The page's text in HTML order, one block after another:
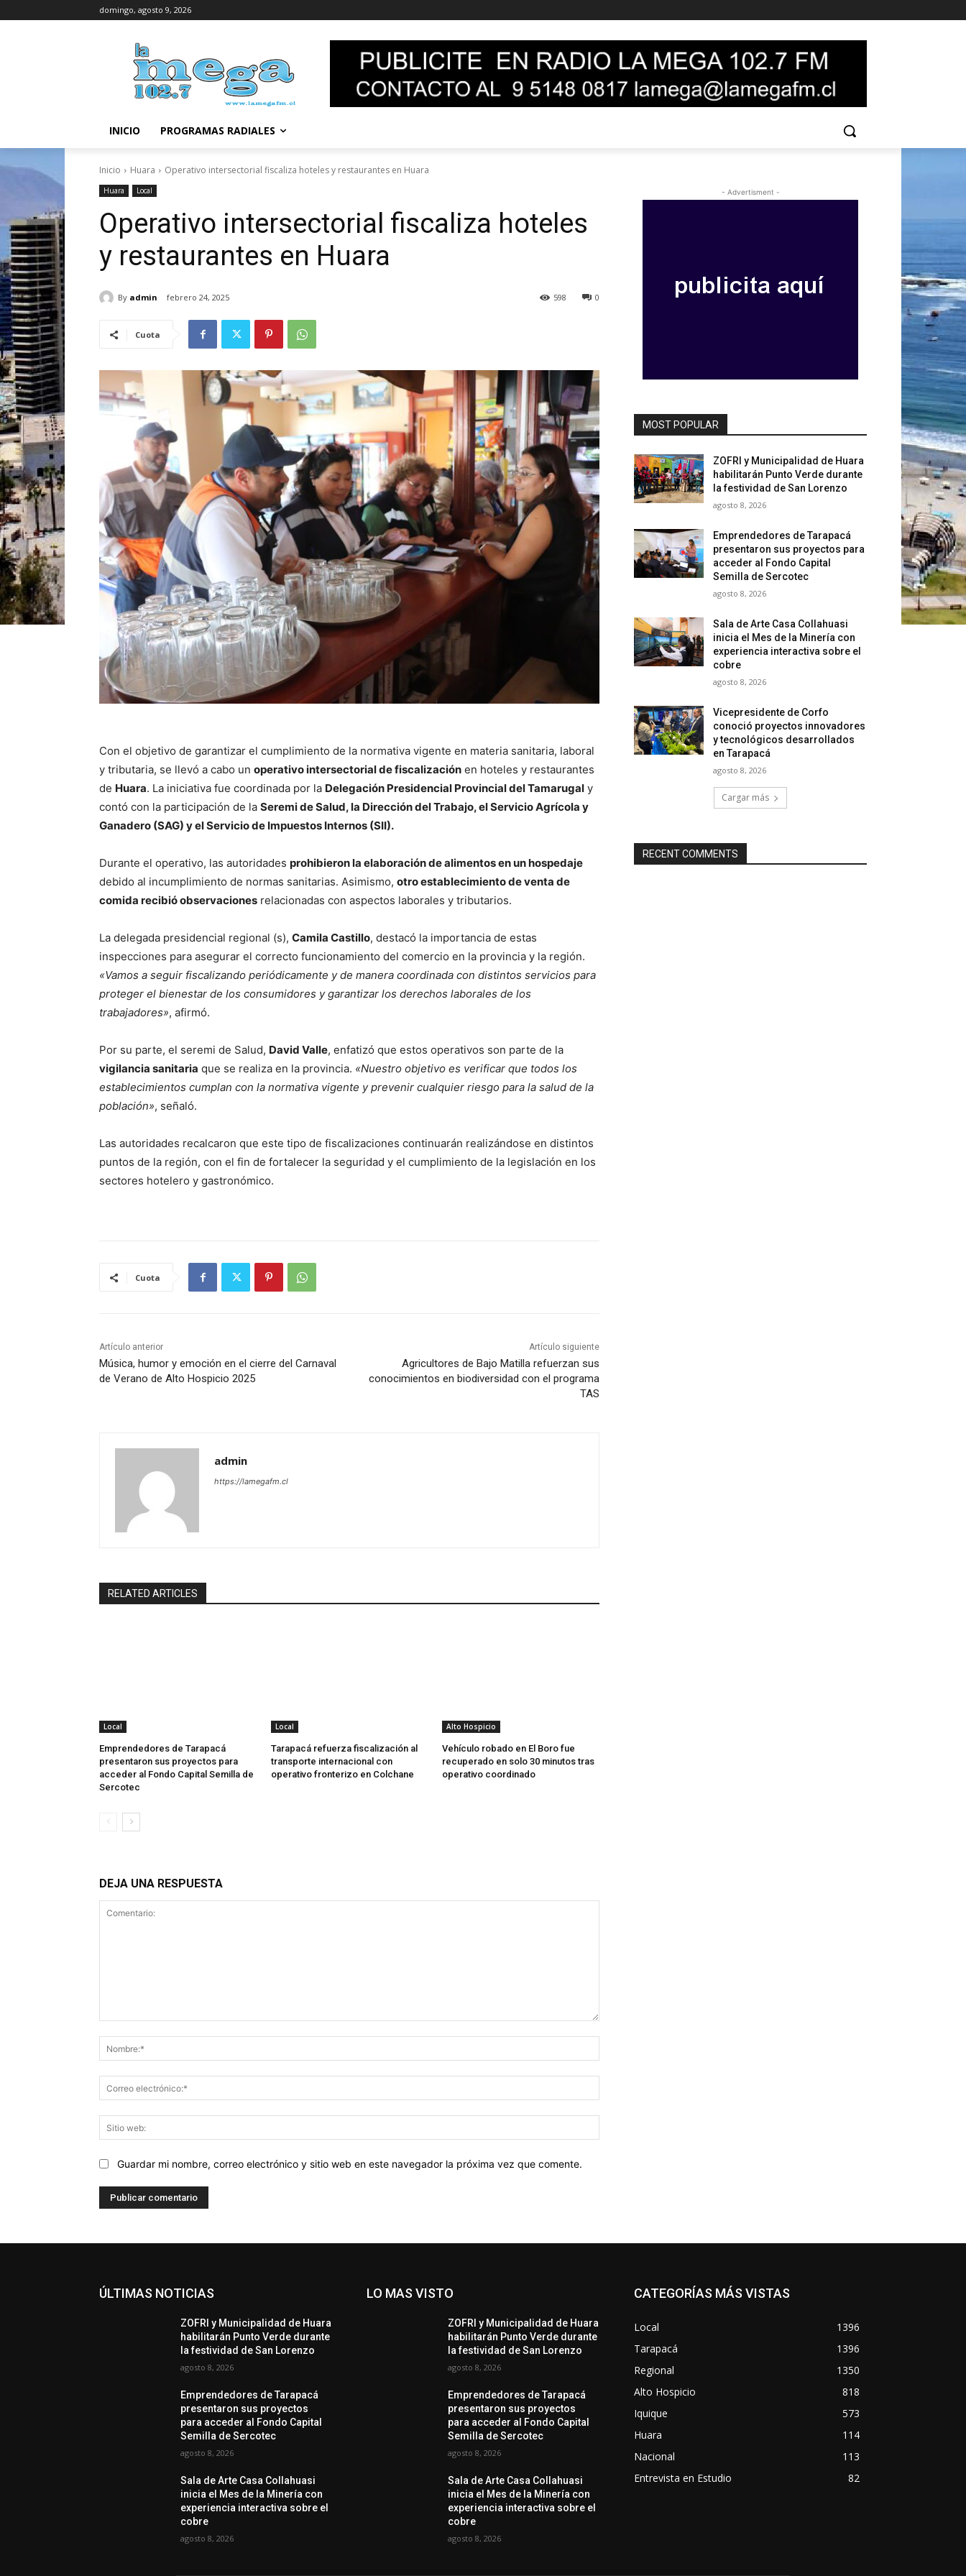
domingo, agosto 9, 2026
INICIO PROGRAMAS RADIALES
Inicio Huara Operativo intersectorial fiscaliza hoteles y restaurantes en Huara
Huara Local
Operativo intersectorial fiscaliza hoteles
y restaurantes en Huara
By admin febrero 24, 2025 0
598
Cuota
Con el objetivo de garantizar el cumplimiento de la normativa vigente en materia sanitaria, laboral
y tributaria, se llevó a cabo un operativo intersectorial de fiscalización en hoteles y restaurantes
de Huara. La iniciativa fue coordinada por la Delegación Presidencial Provincial del Tamarugal y
contó con la participación de la Seremi de Salud, la Dirección del Trabajo, el Servicio Agrícola y
Ganadero (SAG) y el Servicio de Impuestos Internos (SII).
Durante el operativo, las autoridades prohibieron la elaboración de alimentos en un hospedaje
debido al incumplimiento de normas sanitarias. Asimismo, otro establecimiento de venta de
comida recibió observaciones relacionadas con aspectos laborales y tributarios.
La delegada presidencial regional (s), Camila Castillo, destacó la importancia de estas
inspecciones para asegurar el correcto funcionamiento del comercio en la provincia y la región.
«Vamos a seguir fiscalizando periódicamente y de manera coordinada con distintos servicios para
proteger el bienestar de los consumidores y garantizar los derechos laborales de los
trabajadores», afirmó.
Por su parte, el seremi de Salud, David Valle, enfatizó que estos operativos son parte de la
vigilancia sanitaria que se realiza en la provincia. «Nuestro objetivo es verificar que todos los
establecimientos cumplan con la normativa vigente y prevenir cualquier riesgo para la salud de la
población», señaló.
Las autoridades recalcaron que este tipo de fiscalizaciones continuarán realizándose en distintos
puntos de la región, con el fin de fortalecer la seguridad y el cumplimiento de la legislación en los
sectores hotelero y gastronómico.
Cuota
Artículo anterior
Música, humor y emoción en el cierre del Carnaval
de Verano de Alto Hospicio 2025
Artículo siguiente
Agricultores de Bajo Matilla refuerzan sus
conocimientos en biodiversidad con el programa
TAS
admin
https://lamegafm.cl
RELATED ARTICLES
Local
Emprendedores de Tarapacá
presentaron sus proyectos para
acceder al Fondo Capital Semilla de
Sercotec
Local
Tarapacá refuerza fiscalización al
transporte internacional con
operativo fronterizo en Colchane
Alto Hospicio
Vehículo robado en El Boro fue
recuperado en solo 30 minutos tras
operativo coordinado
DEJA UNA RESPUESTA
electrónico:*
web:
Guardar mi nombre, correo electrónico y sitio web en este navegador la próxima vez que comente.
- Advertisment -
MOST POPULAR
ZOFRI y Municipalidad de Huara
habilitarán Punto Verde durante
la festividad de San Lorenzo
agosto 8, 2026
Emprendedores de Tarapacá
presentaron sus proyectos para
acceder al Fondo Capital
Semilla de Sercotec
agosto 8, 2026
Sala de Arte Casa Collahuasi
inicia el Mes de la Minería con
experiencia interactiva sobre el
cobre
agosto 8, 2026
Vicepresidente de Corfo
conoció proyectos innovadores
y tecnológicos desarrollados
en Tarapacá
agosto 8, 2026
Cargar más
RECENT COMMENTS
ÚLTIMAS NOTICIAS
ZOFRI y Municipalidad de Huara
habilitarán Punto Verde durante
la festividad de San Lorenzo
agosto 8, 2026
Emprendedores de Tarapacá
presentaron sus proyectos
para acceder al Fondo Capital
Semilla de Sercotec
agosto 8, 2026
Sala de Arte Casa Collahuasi
inicia el Mes de la Minería con
experiencia interactiva sobre el
cobre
agosto 8, 2026
LO MAS VISTO
ZOFRI y Municipalidad de Huara
habilitarán Punto Verde durante
la festividad de San Lorenzo
agosto 8, 2026
Emprendedores de Tarapacá
presentaron sus proyectos
para acceder al Fondo Capital
Semilla de Sercotec
agosto 8, 2026
Sala de Arte Casa Collahuasi
inicia el Mes de la Minería con
experiencia interactiva sobre el
cobre
agosto 8, 2026
CATEGORÍAS MÁS VISTAS
Local
1396
Tarapacá
1396
Regional
1350
Alto Hospicio
818
Iquique
573
Huara
114
Nacional
113
Entrevista en Estudio
82